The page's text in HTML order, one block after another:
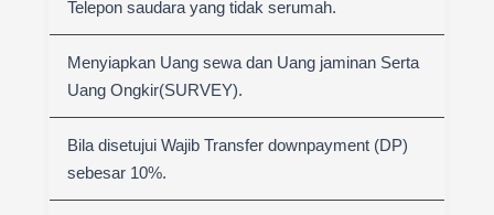
Telepon saudara yang tidak serumah.
Menyiapkan Uang sewa dan Uang jaminan Serta
Uang Ongkir(SURVEY).
Bila disetujui Wajib Transfer downpayment (DP)
sebesar 10%.